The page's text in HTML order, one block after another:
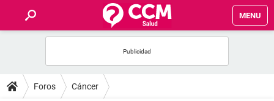
MENU
FOROS
Foros Cáncer